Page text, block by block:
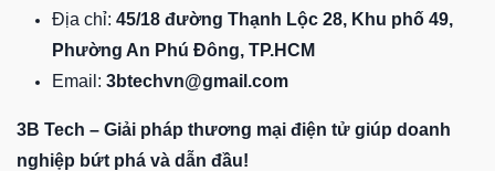
Địa chỉ: 45/18 đường Thạnh Lộc 28, Khu phố 49,
Phường An Phú Đông, TP.HCM
Email: 3btechvn@gmail.com
3B Tech – Giải pháp thương mại điện tử giúp doanh
nghiệp bứt phá và dẫn đầu!